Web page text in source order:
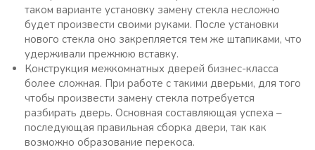
таком варианте установку замену стекла несложно
будет произвести своими руками. После установки
нового стекла оно закрепляется тем же штапиками, что
удерживали прежнюю вставку.
Конструкция межкомнатных дверей бизнес-класса
более сложная. При работе с такими дверьми, для того
чтобы произвести замену стекла потребуется
разбирать дверь. Основная составляющая успеха –
последующая правильная сборка двери, так как
возможно образование перекоса.